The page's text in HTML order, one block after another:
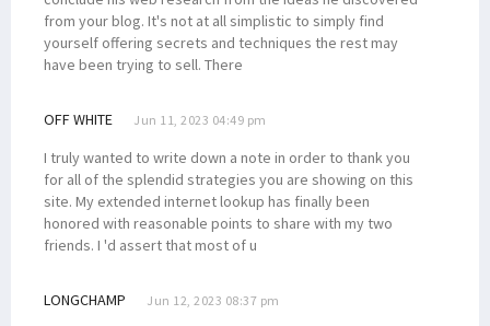
from your blog. It's not at all simplistic to simply find
yourself offering secrets and techniques the rest may
have been trying to sell. There
OFF WHITE Jun 11, 2023 04:49 pm
I truly wanted to write down a note in order to thank you
for all of the splendid strategies you are showing on this
site. My extended internet lookup has finally been
honored with reasonable points to share with my two
friends. I 'd assert that most of u
LONGCHAMP Jun 12, 2023 08:37 pm